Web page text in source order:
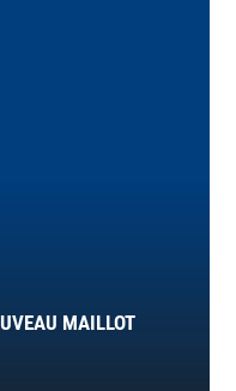
MAILLOT